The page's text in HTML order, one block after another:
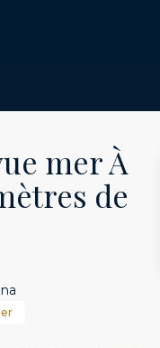
mer À
de